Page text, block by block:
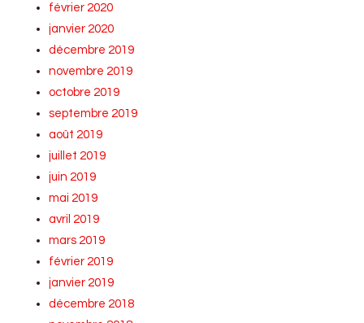
février 2020
janvier 2020
décembre 2019
novembre 2019
octobre 2019
septembre 2019
août 2019
juillet 2019
juin 2019
mai 2019
avril 2019
mars 2019
février 2019
janvier 2019
décembre 2018